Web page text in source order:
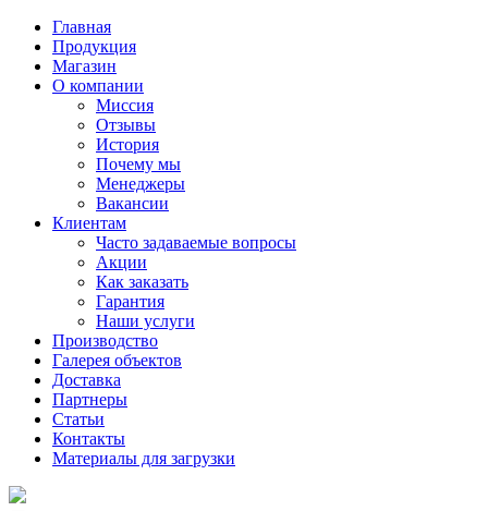
Главная
Продукция
Магазин
О компании
Миссия
Отзывы
История
Почему мы
Менеджеры
Вакансии
Клиентам
Часто задаваемые вопросы
Акции
Как заказать
Гарантия
Наши услуги
Производство
Галерея объектов
Доставка
Партнеры
Статьи
Контакты
Материалы для загрузки